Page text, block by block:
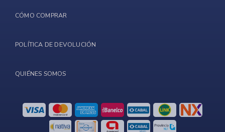
CÓMO COMPRAR
POLÍTICA DE DEVOLUCIÓN
QUIÉNES SOMOS